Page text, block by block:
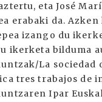
eta José
erabaki da. Azken
izango du
ikerketa bilduma
La sociedad
tres trabajos de
Ipar